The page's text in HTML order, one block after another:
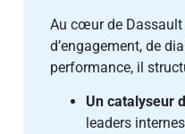
Au cœur de Dassault
d’engagement, de
performance, il
Un catalyseur
leaders internes